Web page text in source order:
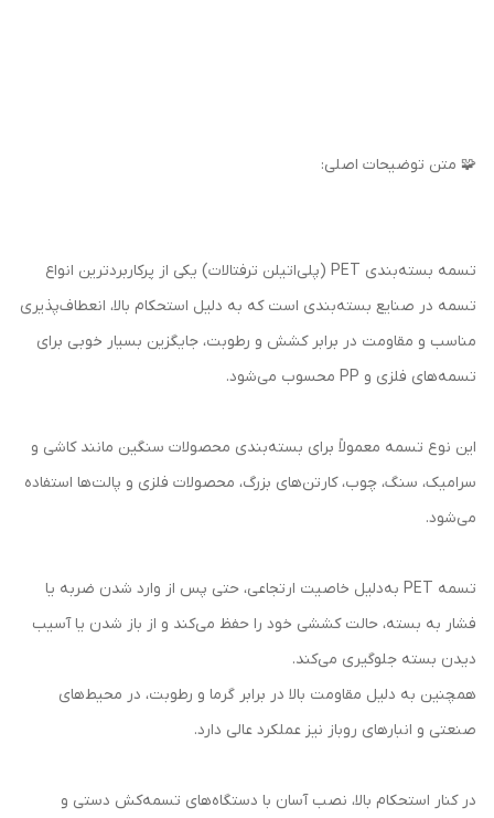
🧩 متن توضیحات اصلی:
تسمه بسته‌بندی PET (پلی‌اتیلن ترفتالات) یکی از پرکاربردترین انواع
تسمه در صنایع بسته‌بندی است که به دلیل استحکام بالا، انعطاف‌پذیری
مناسب و مقاومت در برابر کشش و رطوبت، جایگزین بسیار خوبی برای
تسمه‌های فلزی و PP محسوب می‌شود.
این نوع تسمه معمولاً برای بسته‌بندی محصولات سنگین مانند کاشی و
سرامیک، سنگ، چوب، کارتن‌های بزرگ، محصولات فلزی و پالت‌ها استفاده
می‌شود.
تسمه PET به‌دلیل خاصیت ارتجاعی، حتی پس از وارد شدن ضربه یا
فشار به بسته، حالت کششی خود را حفظ می‌کند و از باز شدن یا آسیب
دیدن بسته جلوگیری می‌کند.
همچنین به دلیل مقاومت بالا در برابر گرما و رطوبت، در محیط‌های
صنعتی و انبارهای روباز نیز عملکرد عالی دارد.
در کنار استحکام بالا، نصب آسان با دستگاه‌های تسمه‌کش دستی و